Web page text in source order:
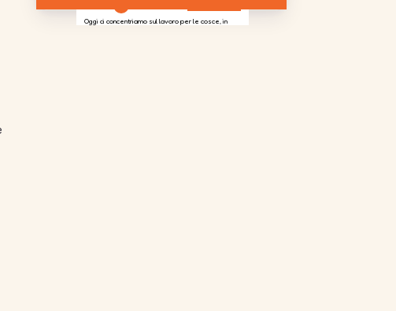
Oggi ci concentriamo sul lavoro per le cosce, in